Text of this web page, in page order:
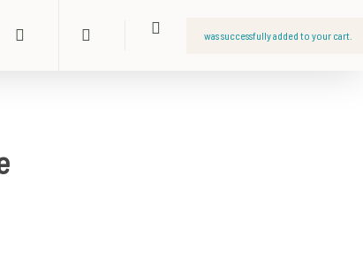
was successfully added to your cart.